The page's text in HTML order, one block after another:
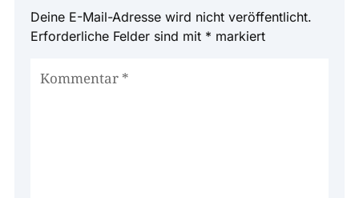
Deine E-Mail-Adresse wird nicht veröffentlicht.
Erforderliche Felder sind mit * markiert